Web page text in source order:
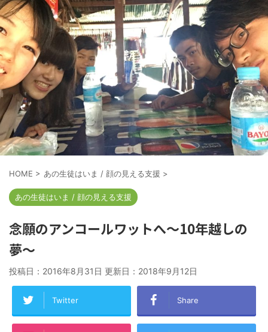
HOME > あの生徒はいま / 顔の見える支援 >
あの生徒はいま / 顔の見える支援
念願のアンコールワットへ〜10年越しの
夢〜
投稿日：2016年8月31日 更新日： 2018年9月12日
Twitter Share